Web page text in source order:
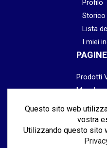
Profilo
Storico
Lista
I miei
PAGINE
Prodotti
Abrasivi
Questo sito web
vostra
Utilizzando questo sito